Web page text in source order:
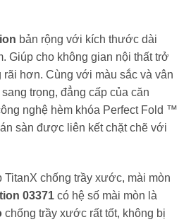
bản rộng với kích thước dài
Giúp cho không gian nội thất trở
rãi hơn. Cùng với màu sắc và vân
trọng, đẳng cấp của căn
nghệ hèm khóa Perfect Fold ™
sàn được liên kết chặt chẽ với
chống trầy xước, mài mòn
03371 có hệ số mài mòn là
chống trầy xước rất tốt, không bị